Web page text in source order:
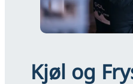
Kjøl og